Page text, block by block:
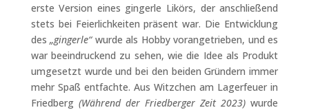
erste Version eines gingerle Likörs, der anschließend
stets bei Feierlichkeiten präsent war. Die Entwicklung
des„gingerle“wurde als Hobby vorangetrieben, und es
war beeindruckend zu sehen, wie die Idee als Produkt
umgesetzt wurde und bei den beiden Gründern immer
mehr Spaß entfachte. Aus Witzchen am Lagerfeuer in
Friedberg (Während der Friedberger Zeit 2023) wurde